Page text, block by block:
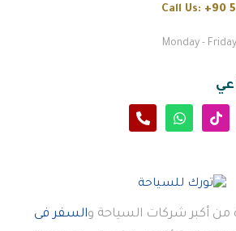
Call Us: +90
Monday -
من أكبر شركات السياحة والسفر فى